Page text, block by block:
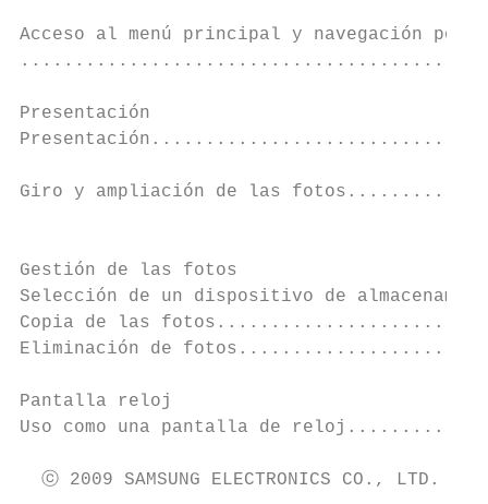
Acceso al menú principal y navegación por
Presentación
Giro y ampliación de las
Gestión de las fotos
Selección de un dispositivo de
Copia de las
Eliminación de
Pantalla reloj
Uso como una pantalla de
  ⓒ 2009 SAMSUNG ELECTRONICS CO., LTD.